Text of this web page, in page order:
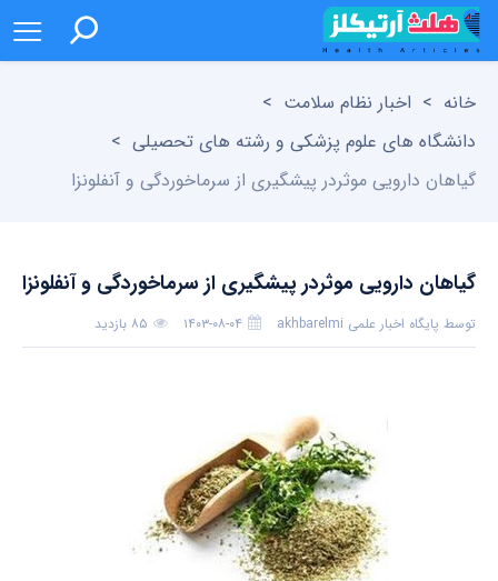
خانه > اخبار نظام سلامت >
دانشگاه های علوم پزشکی و رشته های تحصیلی >
گیاهان دارویی موثردر پیشگیری از سرماخوردگی و آنفلونزا
گیاهان دارویی موثردر پیشگیری از سرماخوردگی و آنفلونزا
توسط پایگاه اخبار علمی akhbarelmi ۱۴۰۳-۰۸-۰۴
۸۵ بازدید
بدون دیدگاه